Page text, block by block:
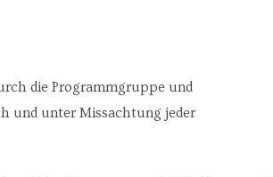
die Programmgruppe und
und unter Missachtung jeder